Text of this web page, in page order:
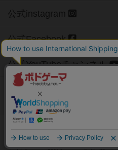
公式instagram
公式Facebook
公式YouTubeチャンネル